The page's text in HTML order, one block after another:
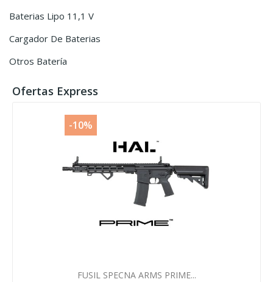
Baterias Lipo 11,1 V
Cargador De Baterias
Otros Batería
Ofertas Express
Vista rápida
FUSIL SPECNA ARMS PRIME...
-10%